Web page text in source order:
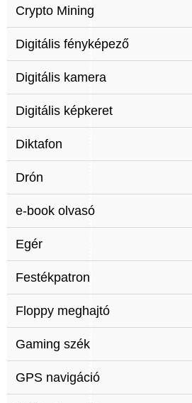
Crypto Mining
Digitális fényképező
Digitális kamera
Digitális képkeret
Diktafon
Drón
e-book olvasó
Egér
Festékpatron
Floppy meghajtó
Gaming szék
GPS navigáció